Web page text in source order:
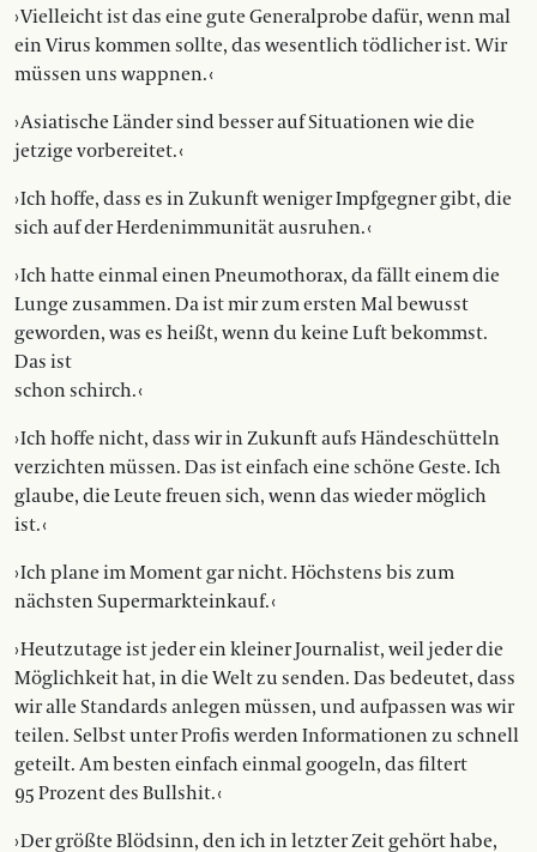
› Vielleicht ist das eine gute Generalprobe dafür, wenn mal
ein Virus kommen sollte, das wesentlich tödlicher ist. Wir
müssen uns wappnen. ‹
› Asiatische Länder sind besser auf Situationen wie die
jetzige vorbereitet. ‹
› Ich hoffe, dass es in Zukunft weniger Impfgegner gibt, die
sich auf der Herdenimmunität ausruhen. ‹
› Ich hatte einmal einen Pneumo­thorax, da fällt einem die
Lunge zusammen. Da ist mir zum ersten Mal bewusst
geworden, was es heißt, wenn du keine Luft bekommst.
Das ist
schon schirch. ‹
› Ich hoffe nicht, dass wir in Zukunft aufs Händeschütteln
verzichten müssen. Das ist einfach eine schöne Geste. Ich
glaube, die Leute freuen sich, wenn das wieder möglich
ist. ‹
› Ich plane im Moment gar nicht. Höchstens bis zum
nächsten Supermarkteinkauf. ‹
› Heutzutage ist jeder ein kleiner Journalist, weil jeder die
Möglichkeit hat, in die Welt zu senden. Das bedeutet, dass
wir alle Standards anlegen müssen, und aufpassen was wir
teilen. Selbst unter Profis werden Informa­tionen zu schnell
geteilt. Am besten einfach einmal googeln, das filtert
95 Prozent des Bullshit. ‹
› Der größte Blödsinn, den ich in letzter Zeit gehört habe,